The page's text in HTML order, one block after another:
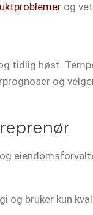
og
tidlig høst.
og
bruker kun